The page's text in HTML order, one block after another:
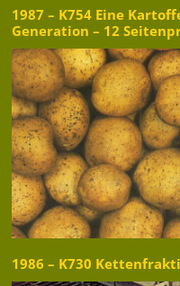
1987 – K754 Eine
Generation – 12
1986 – K730